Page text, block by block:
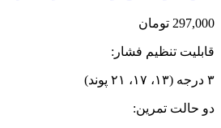
297,000 تومان
قابلیت تنظیم فشار:
۳ درجه (۱۳، ۱۷، ۲۱ پوند)
دو حالت تمرین: